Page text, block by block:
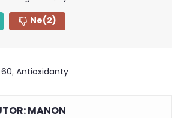
Ne(2)
, Antioxidanty
MANON